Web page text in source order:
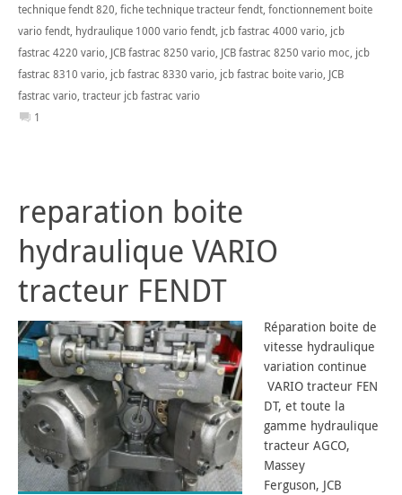
technique fendt 820, fiche technique tracteur fendt, fonctionnement boite
vario fendt, hydraulique 1000 vario fendt, jcb fastrac 4000 vario, jcb
fastrac 4220 vario, JCB fastrac 8250 vario, JCB fastrac 8250 vario moc, jcb
fastrac 8310 vario, jcb fastrac 8330 vario, jcb fastrac boite vario, JCB
fastrac vario, tracteur jcb fastrac vario
1
reparation boite
hydraulique VARIO
tracteur FENDT
Réparation boite de
vitesse hydraulique
variation continue
VARIO tracteur FEN
DT, et toute la
gamme hydraulique
tracteur AGCO,
Massey
Ferguson, JCB